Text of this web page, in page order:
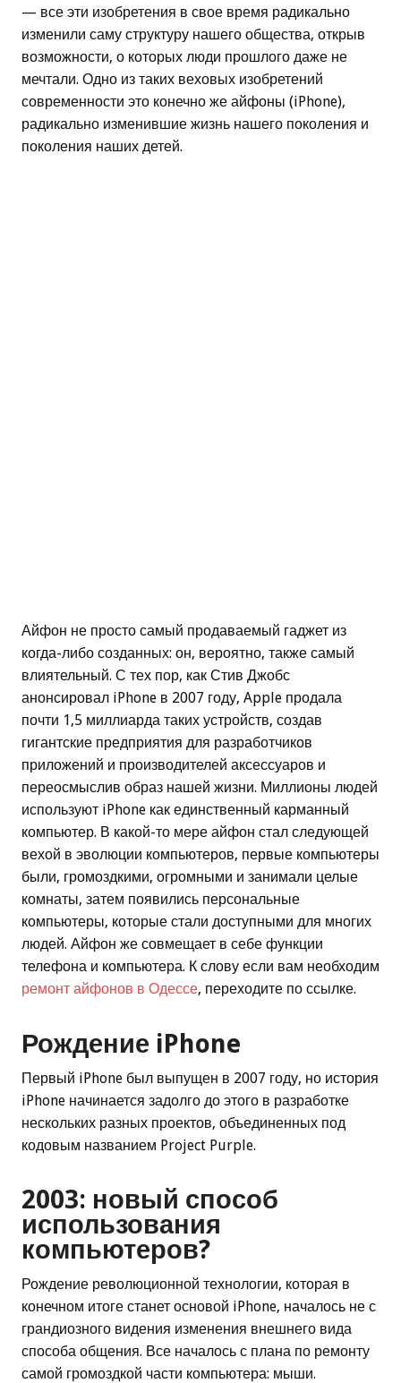
— все эти изобретения в свое время радикально
изменили саму структуру нашего общества, открыв
возможности, о которых люди прошлого даже не
мечтали. Одно из таких веховых изобретений
современности это конечно же айфоны (iPhone),
радикально изменившие жизнь нашего поколения и
поколения наших детей.
Айфон не просто самый продаваемый гаджет из
когда-либо созданных: он, вероятно, также самый
влиятельный. С тех пор, как Стив Джобс
анонсировал iPhone в 2007 году, Apple продала
почти 1,5 миллиарда таких устройств, создав
гигантские предприятия для разработчиков
приложений и производителей аксессуаров и
переосмыслив образ нашей жизни. Миллионы людей
используют iPhone как единственный карманный
компьютер. В какой-то мере айфон стал следующей
вехой в эволюции компьютеров, первые компьютеры
были, громоздкими, огромными и занимали целые
комнаты, затем появились персональные
компьютеры, которые стали доступными для многих
людей. Айфон же совмещает в себе функции
телефона и компьютера. К слову если вам необходим
ремонт айфонов в Одессе, переходите по ссылке.
Рождение iPhone
Первый iPhone был выпущен в 2007 году, но история
iPhone начинается задолго до этого в разработке
нескольких разных проектов, объединенных под
кодовым названием Project Purple.
2003: новый способ
использования
компьютеров?
Рождение революционной технологии, которая в
конечном итоге станет основой iPhone, началось не с
грандиозного видения изменения внешнего вида
способа общения. Все началось с плана по ремонту
самой громоздкой части компьютера: мыши.